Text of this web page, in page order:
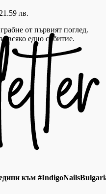
лв.
от първият поглед.
всяко едно събитие.
към